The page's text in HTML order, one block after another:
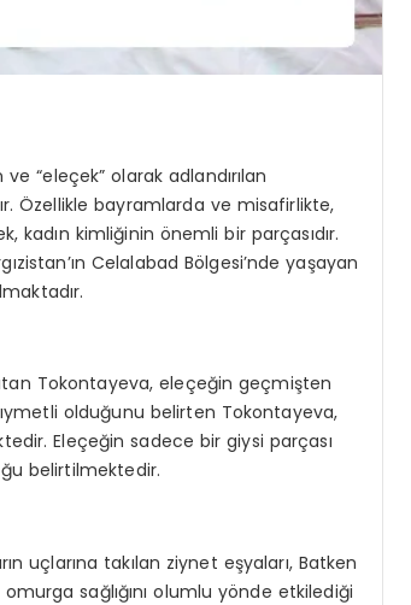
“eleçek” olarak adlandırılan
Özellikle bayramlarda ve misafirlikte,
kadın kimliğinin önemli bir parçasıdır.
Celalabad Bölgesi’nde yaşayan
Tokontayeva, eleçeğin geçmişten
olduğunu belirten Tokontayeva,
Eleçeğin sadece bir giysi parçası
belirtilmektedir.
uçlarına takılan ziynet eşyaları, Batken
omurga sağlığını olumlu yönde etkilediği